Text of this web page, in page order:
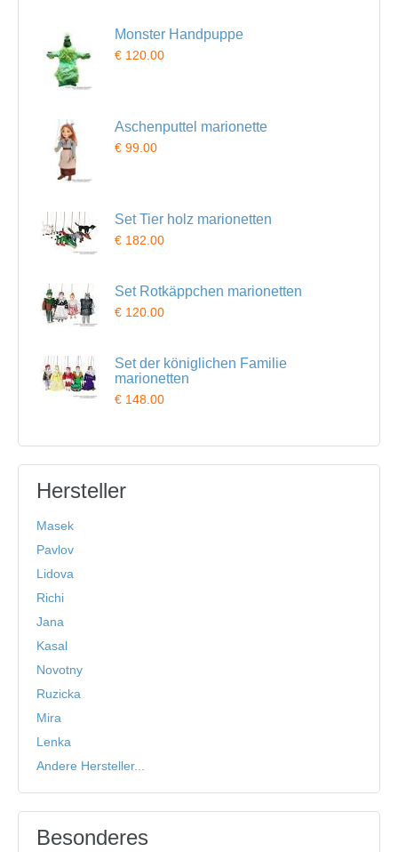
Monster Handpuppe
€ 120.00
Aschenputtel marionette
€ 99.00
Set Tier holz marionetten
€ 182.00
Set Rotkäppchen marionetten
€ 120.00
Set der königlichen Familie
marionetten
€ 148.00
Hersteller
Masek
Pavlov
Lidova
Richi
Jana
Kasal
Novotny
Ruzicka
Mira
Lenka
Andere Hersteller...
Besonderes